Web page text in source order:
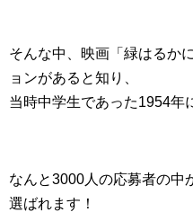
そんな中、映画「緑はるか
ョンがあると知り、
当時中学生であった1954年
なんと3000人の応募者の中
選ばれます！